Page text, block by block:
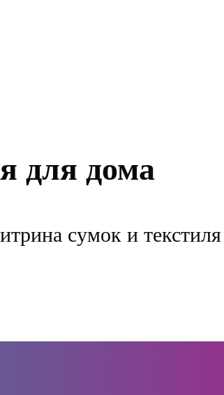
для дома
сумок и текстиля